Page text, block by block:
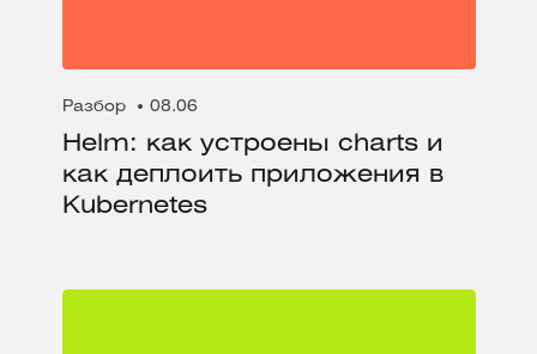
Разбор 08.06
Helm: как устроены charts и
как деплоить приложения в
Kubernetes